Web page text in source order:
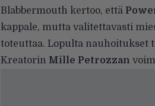
Blabbermouth kertoo, että
kappale, mutta valitettavasti
toteuttaa. Lopulta nauhoitukset
Kreatorin Mille Petrozzan